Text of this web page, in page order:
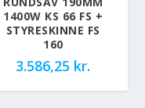
1400W KS 66 FS +
STYRESKINNE FS
160
3.586,25 kr.